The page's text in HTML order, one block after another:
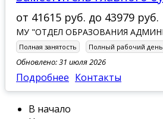
от 41615 руб. до 43979 руб.
МУ "ОТДЕЛ ОБРАЗОВАНИЯ
Полная занятость Полный рабочий день
Обновлено: 31 июля 2026
Подробнее Контакты
В начало